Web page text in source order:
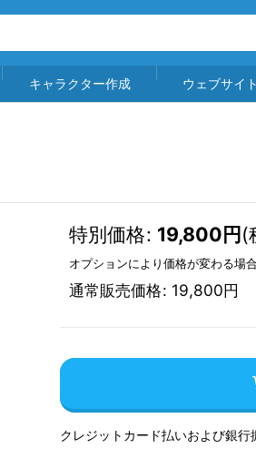
キャラクター作成 ウェブサイ
特別価格: 19,800円(
オプションにより価格が変わる場
通常販売価格: 19,800円
クレジットカード払いおよび銀行